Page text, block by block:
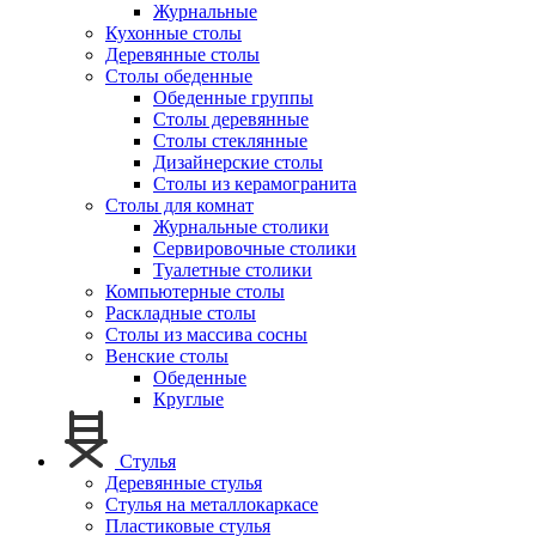
Журнальные
Кухонные столы
Деревянные столы
Столы обеденные
Обеденные группы
Столы деревянные
Столы стеклянные
Дизайнерские столы
Столы из керамогранита
Столы для комнат
Журнальные столики
Сервировочные столики
Туалетные столики
Компьютерные столы
Раскладные столы
Столы из массива сосны
Венские столы
Обеденные
Круглые
Стулья
Деревянные стулья
Стулья на металлокаркасе
Пластиковые стулья